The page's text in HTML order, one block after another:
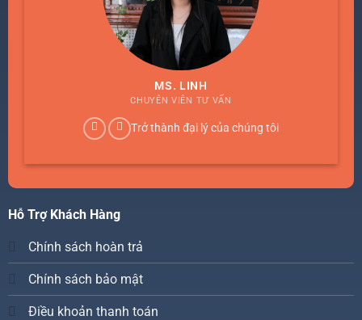
MS. LINH
CHUYÊN VIÊN TƯ VẤN
Trở thành đại lý của chúng tôi
Hỗ Trợ Khách Hàng
Chính sách hoàn trả
Chính sách bảo mật
Điều khoản thanh toán